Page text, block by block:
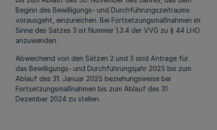
Beginn des Bewilligungs- und Durchführungszeitraums
vorausgeht, einzureichen. Bei Fortsetzungsmaßnahmen im
Sinne des Satzes 3 ist Nummer 1.3.4 der VVG zu § 44 LHO
anzuwenden.
Abweichend von den Sätzen 2 und 3 sind Anträge für
das Bewilligungs- und Durchführungsjahr 2025 bis zum
Ablauf des 31. Januar 2025 beziehungsweise bei
Fortsetzungsmaßnahmen bis zum Ablauf des 31.
Dezember 2024 zu stellen.